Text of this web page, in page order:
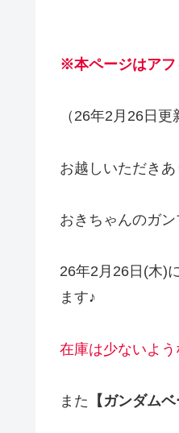
※本ページはアフ
（26年2月26日更
お越しいただきあ
おきちゃんのガ
26年2月26日(木)
ます♪
在庫は少ないよう
また 【ガンダム